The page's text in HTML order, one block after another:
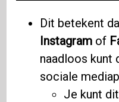
Dit betekent
Instagram of
naadloos kunt
sociale
Je kunt